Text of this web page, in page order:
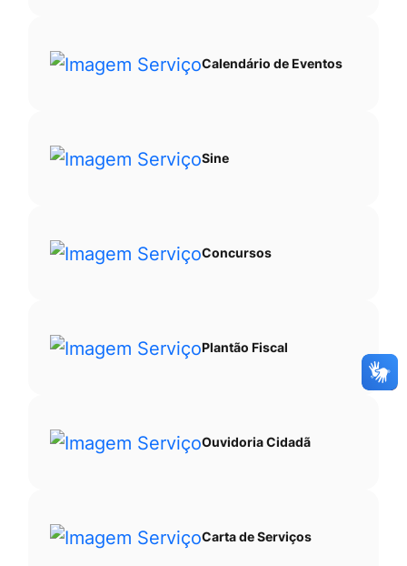
Calendário de Eventos
Sine
Concursos
Plantão Fiscal
Ouvidoria Cidadã
Carta de Serviços